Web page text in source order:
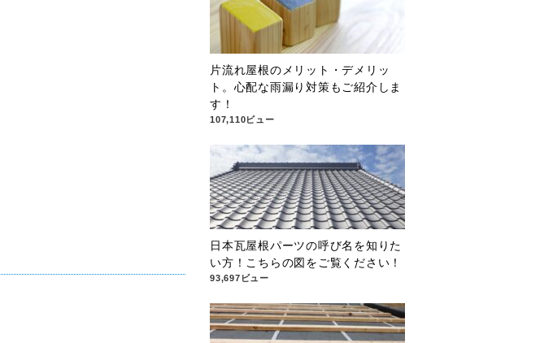
片流れ屋根のメリット・デメリッ
ト。心配な雨漏り対策もご紹介しま
す！
107,110ビュー
日本瓦屋根パーツの呼び名を知りた
い方！こちらの図をご覧ください！
93,697ビュー